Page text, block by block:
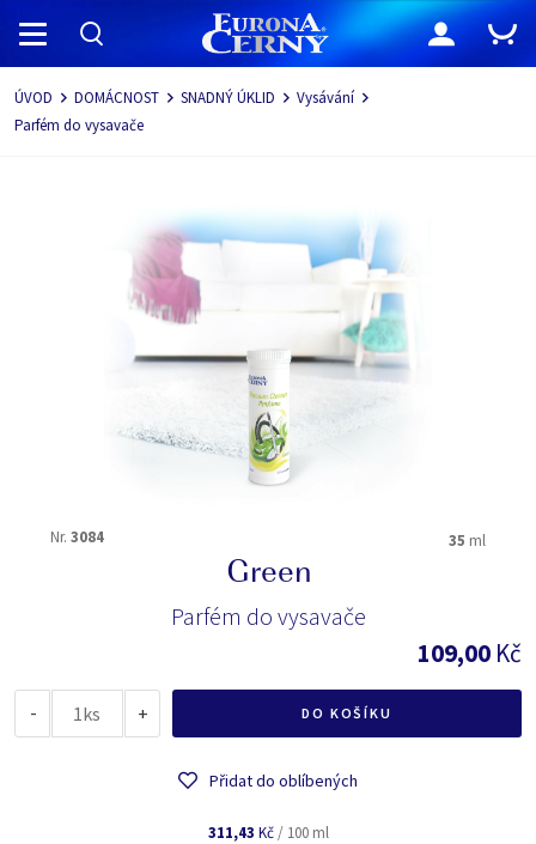
Navigace
ÚVOD DOMÁCNOST SNADNÝ ÚKLID
Vysávání
Parfém do vysavače
Nr. 3084 35 ml
Green
Parfém do vysavače
109,00 Kč
- ks + DO KOŠÍKU
Přidat do oblíbených
311,43 Kč / 100 ml